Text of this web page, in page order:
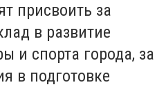
присвоить за
в развитие
и спорта города, за
в подготовке